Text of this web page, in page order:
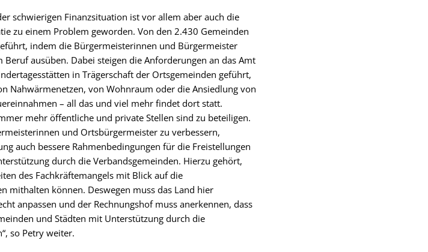
schwierigen Finanzsituation ist vor allem aber auch die
zu einem Problem geworden. Von den 2.430 Gemeinden
indem die Bürgermeisterinnen und Bürgermeister
ausüben. Dabei steigen die Anforderungen an das Amt
in Trägerschaft der Ortsgemeinden geführt,
Nahwärmenetzen, von Wohnraum oder die Ansiedlung von
– all das und viel mehr findet dort statt.
mehr öffentliche und private Stellen sind zu beteiligen.
und Ortsbürgermeister zu verbessern,
auch bessere Rahmenbedingungen für die Freistellungen
durch die Verbandsgemeinden. Hierzu gehört,
des Fachkräftemangels mit Blick auf die
mithalten können. Deswegen muss das Land hier
anpassen und der Rechnungshof muss anerkennen, dass
und Städten mit Unterstützung durch die
so Petry weiter.